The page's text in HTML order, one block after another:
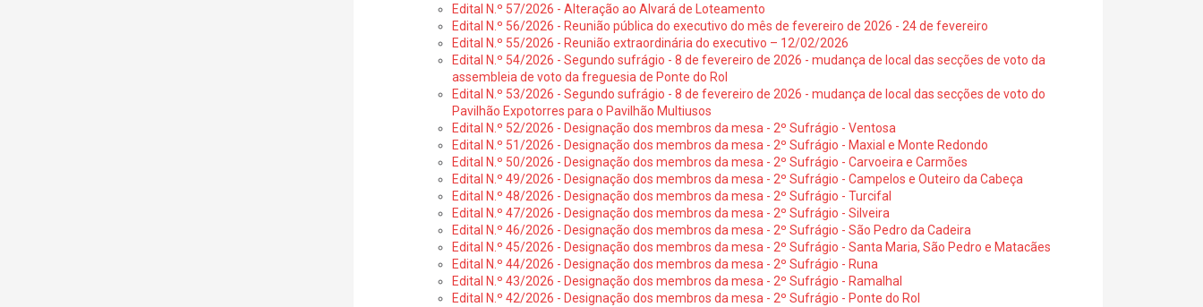
Edital N.º 57/2026 - Alteração ao Alvará de Loteamento
Edital N.º 56/2026 - Reunião pública do executivo do mês de fevereiro de 2026 - 24 de fevereiro
Edital N.º 55/2026 - Reunião extraordinária do executivo – 12/02/2026
Edital N.º 54/2026 - Segundo sufrágio - 8 de fevereiro de 2026 - mudança de local das secções de voto da
assembleia de voto da freguesia de Ponte do Rol
Edital N.º 53/2026 - Segundo sufrágio - 8 de fevereiro de 2026 - mudança de local das secções de voto do
Pavilhão Expotorres para o Pavilhão Multiusos
Edital N.º 52/2026 - Designação dos membros da mesa - 2º Sufrágio - Ventosa
Edital N.º 51/2026 - Designação dos membros da mesa - 2º Sufrágio - Maxial e Monte Redondo
Edital N.º 50/2026 - Designação dos membros da mesa - 2º Sufrágio - Carvoeira e Carmões
Edital N.º 49/2026 - Designação dos membros da mesa - 2º Sufrágio - Campelos e Outeiro da Cabeça
Edital N.º 48/2026 - Designação dos membros da mesa - 2º Sufrágio - Turcifal
Edital N.º 47/2026 - Designação dos membros da mesa - 2º Sufrágio - Silveira
Edital N.º 46/2026 - Designação dos membros da mesa - 2º Sufrágio - São Pedro da Cadeira
Edital N.º 45/2026 - Designação dos membros da mesa - 2º Sufrágio - Santa Maria, São Pedro e Matacães
Edital N.º 44/2026 - Designação dos membros da mesa - 2º Sufrágio - Runa
Edital N.º 43/2026 - Designação dos membros da mesa - 2º Sufrágio - Ramalhal
Edital N.º 42/2026 - Designação dos membros da mesa - 2º Sufrágio - Ponte do Rol